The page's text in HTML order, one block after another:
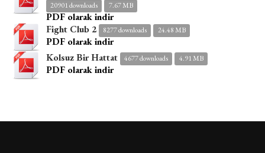
20901 downloads 7.67 MB
PDF olarak indir
Fight Club 2
8277 downloads 24.48 MB
PDF olarak indir
Kolsuz Bir Hattat
4677 downloads 4.91 MB
PDF olarak indir